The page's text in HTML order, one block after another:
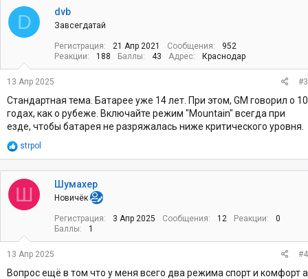
к
ц
и
и
D dvb
Завсегдатай
Регистрация 21 Апр 2021 Сообщения
952
Реакции
188 Баллы 43 Адрес Краснодар
13 Апр 2025 #3
Стандартная тема. Батарее уже 14 лет. При этом, GM говорил о 10
годах, как о рубеже. Включайте режим "Mountain" всегда при
езде, чтобы батарея не разряжалась ниже критического уровня.
Р
к
ц
и
и
strpol
Ш Шумахер
Новичёк
Регистрация 3 Апр 2025 Сообщения 12 Реакции
0
Баллы
1
13 Апр 2025 #4
Вопрос ещё в том что у меня всего два режима спорт и комфорт а